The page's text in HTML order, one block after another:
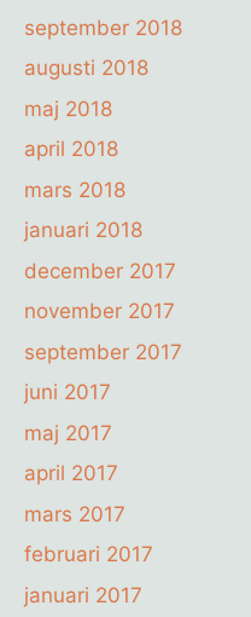
september 2018
augusti 2018
maj 2018
april 2018
mars 2018
januari 2018
december 2017
november 2017
september 2017
juni 2017
maj 2017
april 2017
mars 2017
februari 2017
januari 2017